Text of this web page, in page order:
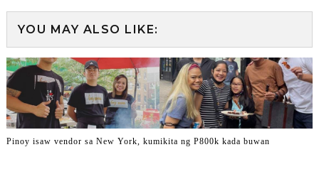
YOU MAY ALSO LIKE:
Pinoy isaw vendor sa New York, kumikita ng P800k kada buwan